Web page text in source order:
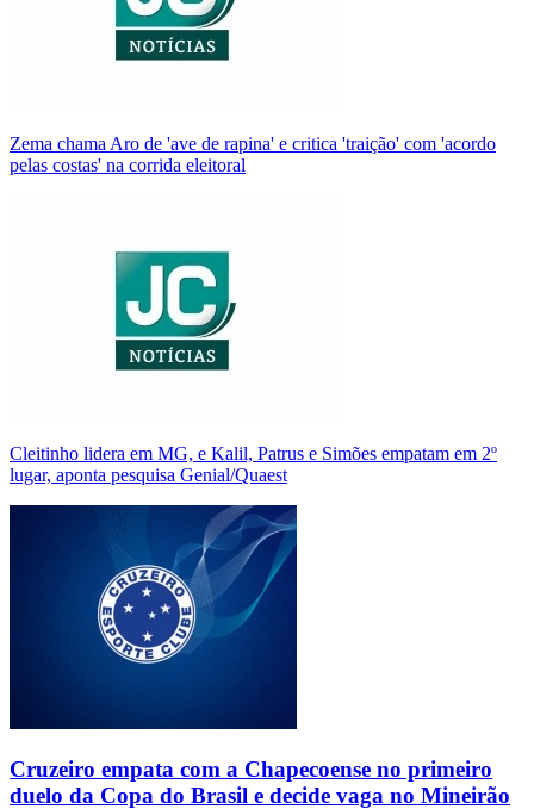
Zema chama Aro de 'ave de rapina' e critica 'traição' com 'acordo
pelas costas' na corrida eleitoral
Cleitinho lidera em MG, e Kalil, Patrus e Simões empatam em 2º
lugar, aponta pesquisa Genial/Quaest
Cruzeiro empata com a Chapecoense no primeiro
duelo da Copa do Brasil e decide vaga no Mineirão